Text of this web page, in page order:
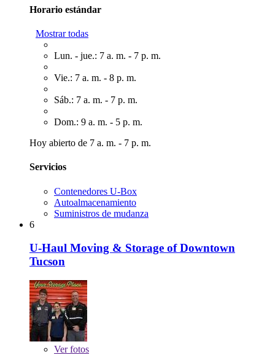
Horario estándar
Mostrar todas
Lun. - jue.: 7 a. m. - 7 p. m.
Vie.: 7 a. m. - 8 p. m.
Sáb.: 7 a. m. - 7 p. m.
Dom.: 9 a. m. - 5 p. m.
Hoy abierto de 7 a. m. - 7 p. m.
Servicios
Contenedores U-Box
Autoalmacenamiento
Suministros de mudanza
6
U-Haul Moving & Storage of Downtown
Tucson
Verfotos